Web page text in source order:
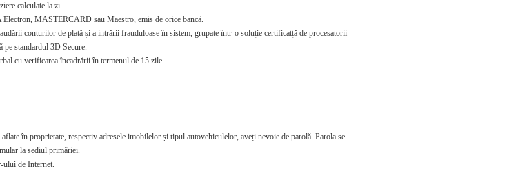
calculate la zi.
MASTERCARD sau Maestro, emis de orice bancă.
conturilor de plată și a intrării frauduloase în sistem, grupate într-o soluție certificatță de procesatorii
pe standardul 3D Secure.
cu verificarea încadrării în termenul de 15 zile.
în proprietate, respectiv adresele imobilelor și tipul autovehiculelor, aveți nevoie de parolă. Parola se
la sediul primăriei.
ului de Internet.